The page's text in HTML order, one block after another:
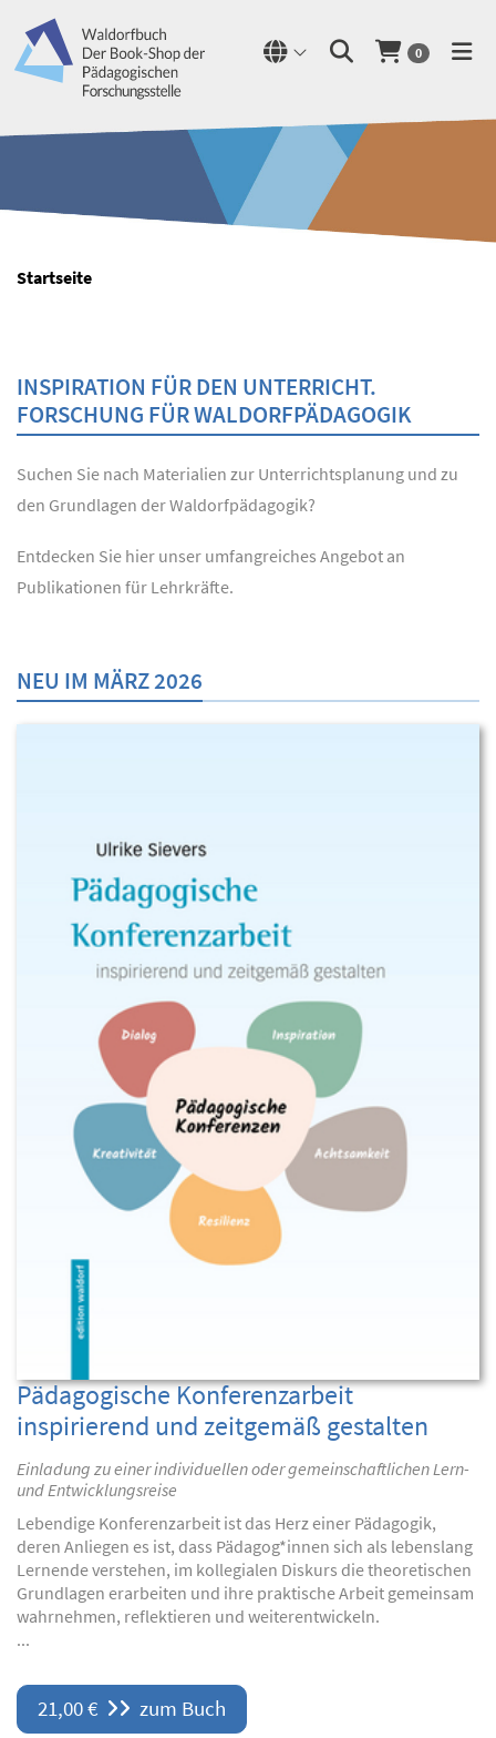
0
Startseite
INSPIRATION FÜR DEN UNTERRICHT.
FORSCHUNG FÜR WALDORFPÄDAGOGIK
Suchen Sie nach Materialien zur Unterrichtsplanung und zu
den Grundlagen der Waldorfpädagogik?
Entdecken Sie hier unser umfangreiches Angebot an
Publikationen für Lehrkräfte.
NEU IM MÄRZ 2026
Pädagogische Konferenzarbeit
inspirierend und zeitgemäß gestalten
Einladung zu einer individuellen oder gemeinschaftlichen Lern-
und Entwicklungsreise
Lebendige Konferenzarbeit ist das Herz einer Pädagogik,
deren Anliegen es ist, dass Pädagog*innen sich als lebenslang
Lernende verstehen, im kollegialen Diskurs die theoretischen
Grundlagen erarbeiten und ihre praktische Arbeit gemeinsam
wahrnehmen, reflektieren und weiterentwickeln.
...
21,00 € zum Buch